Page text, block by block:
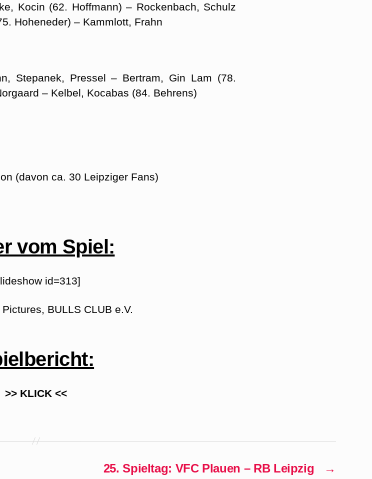
Kocin (62. Hoffmann) – Rockenbach, Schulz
Hoheneder) – Kammlott, Frahn
Stepanek, Pressel – Bertram, Gin Lam (78.
– Kelbel, Kocabas (84. Behrens)
(davon ca. 30 Leipziger Fans)
vom Spiel:
id=313]
BULLS CLUB e.V.
>> KLICK <<
→
25. Spieltag: VFC Plauen – RB Leipzig